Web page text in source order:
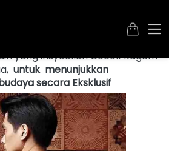
Kebudayaan yang Autentik
Papat Kalima Pancer!"
yang insyaallah Cocok Kagem
untuk menunjukkan
secara Eksklusif